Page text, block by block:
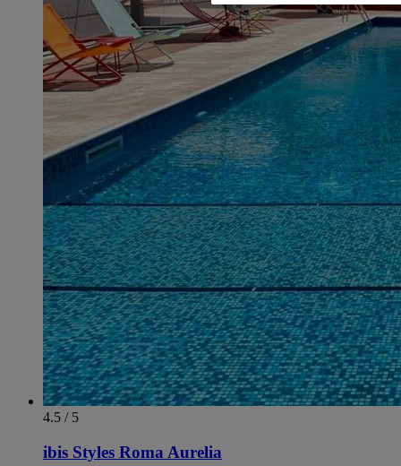
4.5 / 5
ibis Styles Roma Aurelia